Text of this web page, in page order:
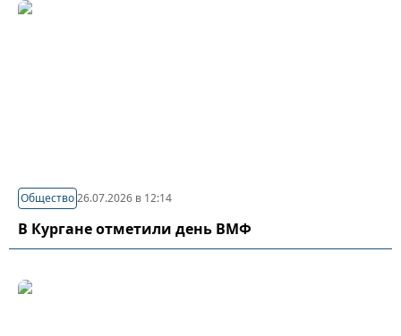
Общество26.07.2026 в 12:14
В Кургане отметили день ВМФ